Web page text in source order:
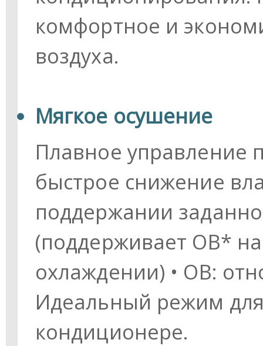
комфортное и
воздуха.
Мягкое осушение
Плавное управление
быстрое снижение
поддержании
(поддерживает ОВ*
охлаждении) • ОВ:
Идеальный режим
кондиционере.